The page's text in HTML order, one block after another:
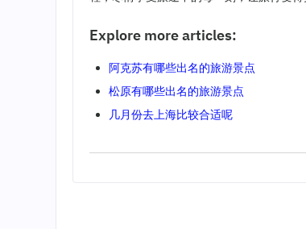
Explore more articles:
阿克苏有哪些出名的旅游景点
松原有哪些出名的旅游景点
几月份去上海比较合适呢